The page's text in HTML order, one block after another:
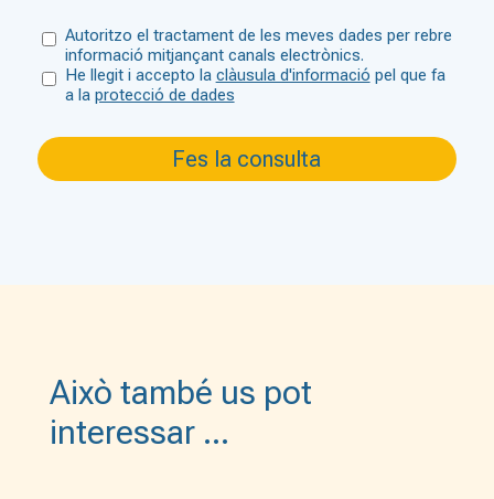
Autoritzo el tractament de les meves dades per rebre
informació mitjançant canals electrònics.
He llegit i accepto la clàusula d'informació pel que fa
a la protecció de dades
Això també us pot
interessar …